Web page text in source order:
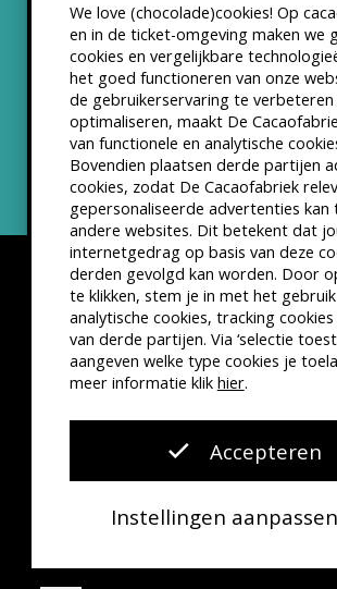
We love (chocolade)cookies! Op
en in de ticket-omgeving maken we
cookies en vergelijkbare
het goed functioneren van onze
de gebruikerservaring te verbeteren
optimaliseren, maakt De
van functionele en analytische
Bovendien plaatsen derde partijen
cookies, zodat De Cacaofabriek
gepersonaliseerde advertenties kan
andere websites. Dit betekent dat
internetgedrag op basis van deze
derden gevolgd kan worden. Door
te klikken, stem je in met het
analytische cookies, tracking
van derde partijen. Via ‘selectie
aangeven welke type cookies je
meer informatie klik hier.
Accepteren
Instellingen aanpassen
Agenda Contact Zoeken
Partners &
ANBI status
Nieuwsbrief
Disclaimer Privacyverklaring
VSCD
Website doorThe